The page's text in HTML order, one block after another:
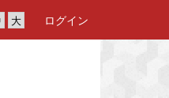
ログイン